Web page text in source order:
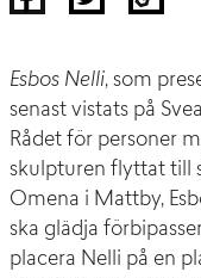
Esbos Nelli, som
senast vistats på
Rådet för personer
skulpturen flyttat till
Omena i Mattby,
ska glädja
placera Nelli på en